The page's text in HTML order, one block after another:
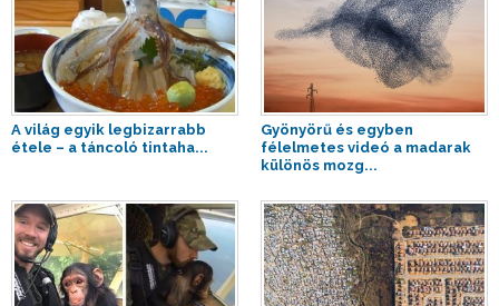
A világ egyik legbizarrabb
étele – a táncoló tintaha...
Gyönyörű és egyben
félelmetes videó a madarak
különös mozg...